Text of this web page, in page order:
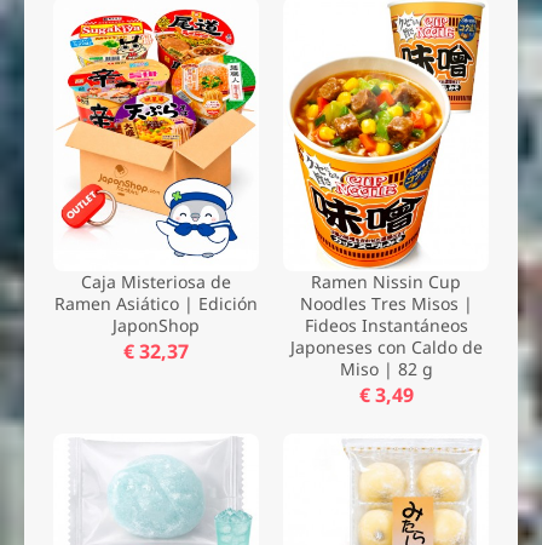
Caja Misteriosa de
Ramen Asiático | Edición
JaponShop
€ 32,37
Ramen Nissin Cup
Noodles Tres Misos |
Fideos Instantáneos
Japoneses con Caldo de
Miso | 82 g
€ 3,49